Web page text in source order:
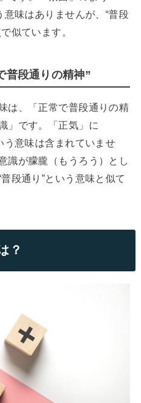
意味はありませんが、“普段
似ています。
普段通りの精神”
は、「正常で普段通りの精
」です。「正気」に
う意味は含まれていませ
識が朦朧（もうろう）とし
段通り”という意味と似て
？